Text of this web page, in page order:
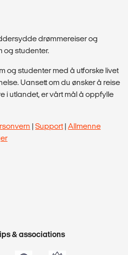
drømmereiser og
og studenter.
og studenter med å utforske livet
Uansett om du ønsker å reise
i utlandet, er vårt mål å oppfylle
| Support| Allmenne
& associations